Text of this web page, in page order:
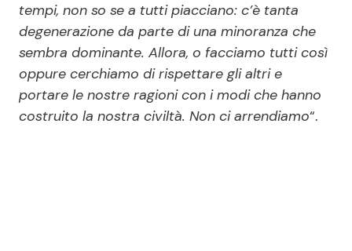
tempi, non so se a tutti piacciano: c’è tanta
degenerazione da parte di una minoranza che
sembra dominante. Allora, o facciamo tutti così
oppure cerchiamo di rispettare gli altri e
portare le nostre ragioni con i modi che hanno
costruito la nostra civiltà. Non ci arrendiamo“.